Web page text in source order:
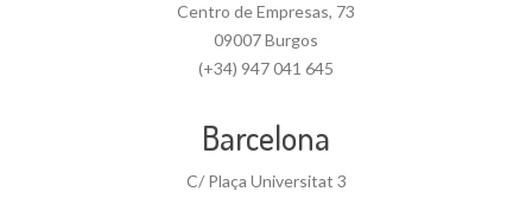
Centro de Empresas, 73
09007 Burgos
(+34) 947 041 645
Barcelona
C/ Plaça Universitat 3